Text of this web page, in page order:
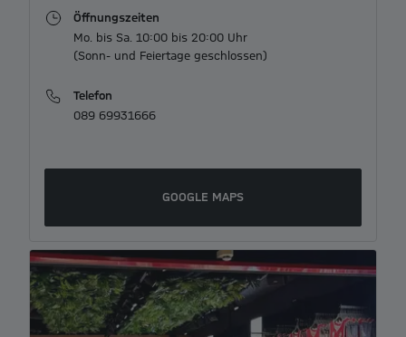
Öffnungszeiten
Mo. bis Sa. 10:00 bis 20:00 Uhr
Telefon
089 69931666
GOOGLE MAPS